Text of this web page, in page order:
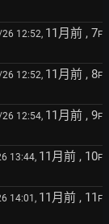
12:52, 11月前 , 7F
12:52, 11月前 , 8F
12:54, 11月前 , 9F
13:44, 11月前 , 10F
14:01, 11月前 , 11 F